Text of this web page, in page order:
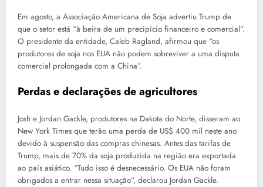
Em agosto, a Associação Americana de Soja advertiu Trump de
que o setor está “à beira de um precipício financeiro e comercial”.
O presidente da entidade, Caleb Ragland, afirmou que “os
produtores de soja nos EUA não podem sobreviver a uma disputa
comercial prolongada com a China”.
Perdas e declarações de agricultores
Josh e Jordan Gackle, produtores na Dakota do Norte, disseram ao
New York Times que terão uma perda de US$ 400 mil neste ano
devido à suspensão das compras chinesas. Antes das tarifas de
Trump, mais de 70% da soja produzida na região era exportada
ao país asiático. “Tudo isso é desnecessário. Os EUA não foram
obrigados a entrar nessa situação”, declarou Jordan Gackle.